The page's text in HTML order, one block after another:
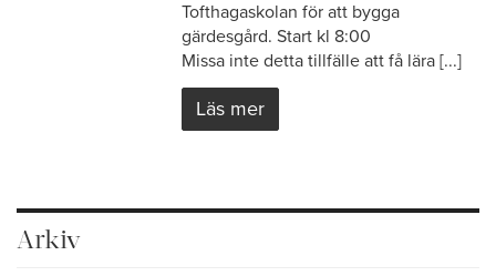
Tofthagaskolan för att bygga
gärdesgård. Start kl 8:00
Missa inte detta tillfälle att få lära [...]
Läs mer
Arkiv